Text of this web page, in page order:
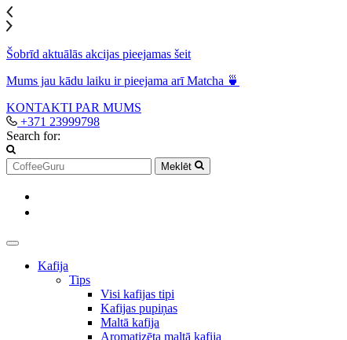
Šobrīd aktuālās akcijas pieejamas šeit
Mums jau kādu laiku ir pieejama arī Matcha 🍵
KONTAKTI PAR MUMS
+371 23999798
Search for:
Meklēt
Kafija
Tips
Visi kafijas tipi
Kafijas pupiņas
Maltā kafija
Aromatizēta maltā kafija